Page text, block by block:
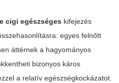
e cigi egészséges kifejezés
egyes felnőtt
áttérnek a hagyományos
bizonyos káros
a relatív egészségkockázatot.